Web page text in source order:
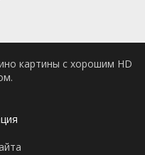
картины с хорошим HD